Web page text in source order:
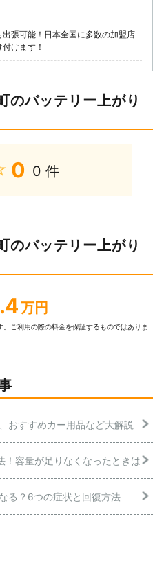
張可能！日本全国に多数の加盟店
けます！
のバッテリー上がり
0 0 件
のバッテリー上がり
万円
ご利⽤の際の料⾦を保証するものではありま
おすすめカー用品など大解説
！容量が足りなくなったときは
る？6つの症状と回復方法